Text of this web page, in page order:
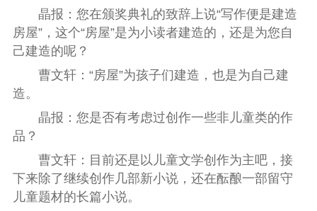
晶报：您在颁奖典礼的致辞上说“写作便是建造
房屋”，这个“房屋”是为小读者建造的，还是为您自
己建造的呢？
曹文轩：“房屋”为孩子们建造，也是为自己建
造。
晶报：您是否有考虑过创作一些非儿童类的作
品？
曹文轩：目前还是以儿童文学创作为主吧，接
下来除了继续创作几部新小说，还在酝酿一部留守
儿童题材的长篇小说。